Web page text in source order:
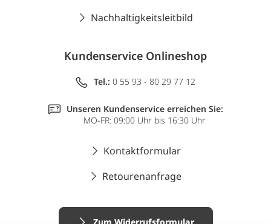
Nachhaltigkeitsleitbild
Kundenservice Onlineshop
Tel.: 0 55 93 - 80 29 77 12
Unseren Kundenservice erreichen Sie:
MO-FR: 09:00 Uhr bis 16:30 Uhr
Kontaktformular
Retourenanfrage